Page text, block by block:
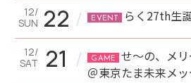
12/
SUN 22 / EVENT らく27th生
12/
SAT
21 / GAME
せ～の、メ
＠東京たま未来メッ